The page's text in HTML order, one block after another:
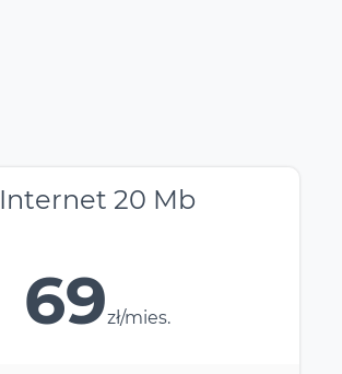
Internet 20 Mb
69zł/mies.